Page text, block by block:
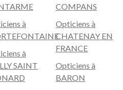
à
à
SAINT
COMPANS
Opticiens à
CHATENAY EN
FRANCE
Opticiens à
BARON